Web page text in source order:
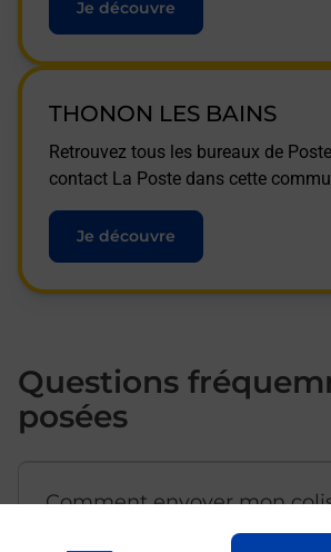
Je découvre
THONON LES BAINS
Retrouvez tous les bureaux de
contact La Poste dans cette
Je découvre
Questions
posées
Comment envoyer mon